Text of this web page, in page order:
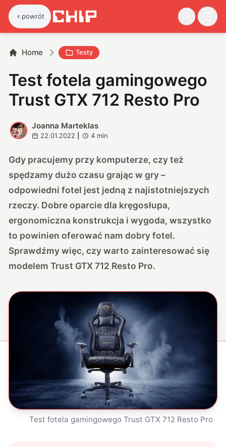
powrót
Home Testy
Test fotela gamingowego
Trust GTX 712 Resto Pro
J
Joanna Marteklas
22.01.2022 4 min
Gdy pracujemy przy komputerze, czy też
spędzamy dużo czasu grając w gry –
odpowiedni fotel jest jedną z najistotniejszych
rzeczy. Dobre oparcie dla kręgosłupa,
ergonomiczna konstrukcja i wygoda, wszystko
to powinien oferować nam dobry fotel.
Sprawdźmy więc, czy warto zainteresować się
modelemTrust GTX 712 Resto Pro.
Test fotela gamingowego Trust GTX 712 Resto Pro